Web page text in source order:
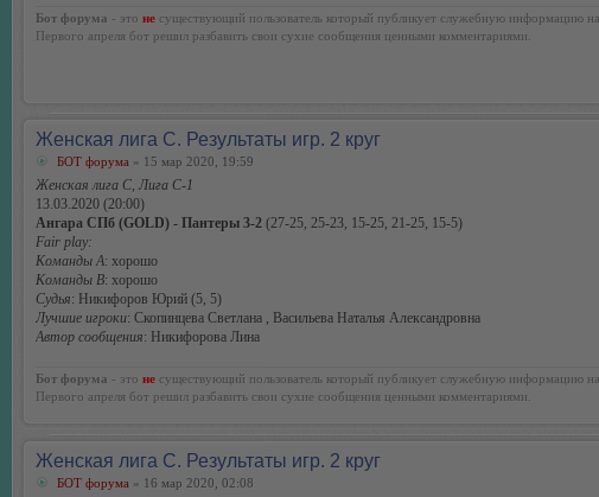
Бот форума - это не существующий пользователь который публикует служебную информацию
Первого апреля бот решил разбавить свои сухие сообщения ценными комментариями.
Женская лига С. Результаты игр. 2 круг
БОТ форума » 15 мар 2020, 19:59
Женская лига С, Лига С-1
13.03.2020 (20:00)
Ангара СПб (GOLD) - Пантеры 3-2 (27-25, 25-23, 15-25, 21-25, 15-5)
Fair play:
Команды А: хорошо
Команды В: хорошо
Судья: Никифоров Юрий (5, 5)
Лучшие игроки: Скопинцева Светлана , Васильева Наталья Александровна
Автор сообщения: Никифорова Лина
Бот форума - это не существующий пользователь который публикует служебную информацию
Первого апреля бот решил разбавить свои сухие сообщения ценными комментариями.
Женская лига С. Результаты игр. 2 круг
БОТ форума » 16 мар 2020, 02:08